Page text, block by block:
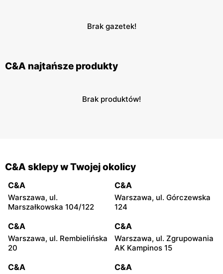
Brak gazetek!
C&A najtańsze produkty
Brak produktów!
C&A sklepy w Twojej okolicy
C&A
Warszawa, ul.
Marszałkowska 104/122
C&A
Warszawa, ul. Górczewska
124
C&A
Warszawa, ul. Rembielińska
20
C&A
Warszawa, ul. Zgrupowania
AK Kampinos 15
C&A C&A